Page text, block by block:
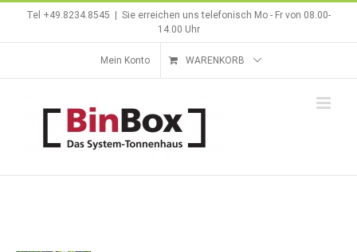
Tel +49.8234.8545
Sie erreichen uns telefonisch Mo - Fr von 08.00-
14.00 Uhr
Mein Konto WARENKORB